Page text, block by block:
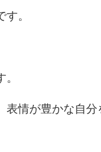
。
表情が豊かな自分